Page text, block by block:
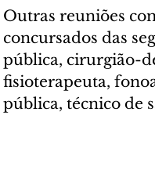
Outras reuniões
concursados das
pública, cirurgião-
fisioterapeuta,
pública, técnico de